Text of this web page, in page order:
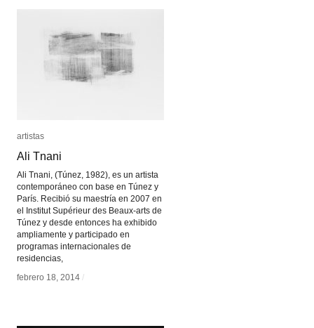
artistas
Ali Tnani
Ali Tnani, (Túnez, 1982), es un artista
contemporáneo con base en Túnez y
París. Recibió su maestría en 2007 en
el Institut Supérieur des Beaux-arts de
Túnez y desde entonces ha exhibido
ampliamente y participado en
programas internacionales de
residencias,
febrero 18, 2014 /
artistas
Ali Tnani
febrero 18, 2014 /